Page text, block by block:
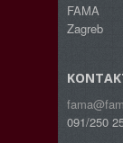
FAMA
Zagreb
091/250